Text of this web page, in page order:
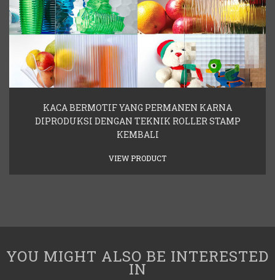
KACA BERMOTIF YANG PERMANEN KARNA
DIPRODUKSI DENGAN TEKNIK ROLLER STAMP
KEMBALI
VIEW PRODUCT
YOU MIGHT ALSO BE INTERESTED
IN